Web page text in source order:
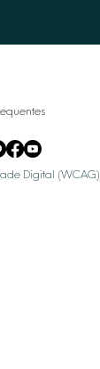
Digital (WCAG)